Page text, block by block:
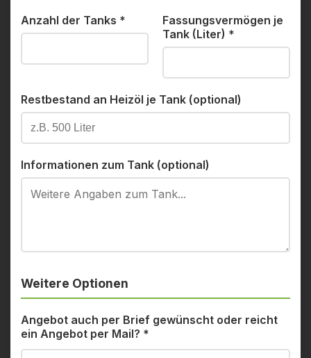
Anzahl der Tanks *
Fassungsvermögen je
Tank (Liter) *
Restbestand an Heizöl je Tank (optional)
Informationen zum Tank (optional)
Weitere Optionen
Angebot auch per Brief gewünscht oder reicht
ein Angebot per Mail? *